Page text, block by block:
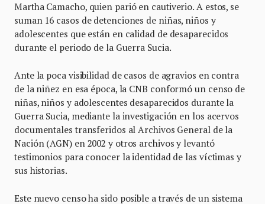
Martha Camacho, quien parió en cautiverio. A estos, se
suman 16 casos de detenciones de niñas, niños y
adolescentes que están en calidad de desaparecidos
durante el periodo de la Guerra Sucia.
Ante la poca visibilidad de casos de agravios en contra
de la niñez en esa época, la CNB conformó un censo de
niñas, niños y adolescentes desaparecidos durante la
Guerra Sucia, mediante la investigación en los acervos
documentales transferidos al Archivos General de la
Nación (AGN) en 2002 y otros archivos y levantó
testimonios para conocer la identidad de las víctimas y
sus historias.
Este nuevo censo ha sido posible a través de un sistema